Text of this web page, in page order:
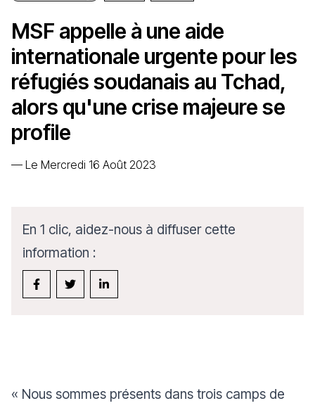
MSF appelle à une aide
internationale urgente pour les
réfugiés soudanais au Tchad,
alors qu'une crise majeure se
profile
— Le Mercredi 16 Août 2023
En 1 clic, aidez-nous à diffuser cette
information :
« Nous sommes présents dans trois camps de